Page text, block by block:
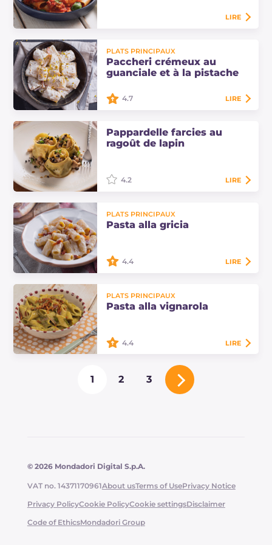
sauce tomate, du guanciale, du
pecorino et du basilic : une recette
riche, parfumée et parfaite pour le…
LIRE
PLATS PRINCIPAUX
Paccheri crémeux au
guanciale et à la pistache
Les paccheri crémeux au guanciale
et à la pistache sont un plat de
pâtes généreux et savoureux.
4.7 LIRE
Pappardelle farcies au
ragoût de lapin
haute cuisine, un chef-d'œuvre qui
vaut chaque effort. Découvrez les…
4.2 LIRE
PLATS PRINCIPAUX
Pasta alla gricia
principal typique de la cuisine du
Latium à base de joues de porc et
4.4 LIRE
PLATS PRINCIPAUX
Pasta alla vignarola
Les pâtes alla vignarola sont un plat
principal assaisonné de légumes
printaniers et de joue de porc, qui
4.4 LIRE
1 2 3
© 2026 Mondadori Digital S.p.A.
VAT no. 14371170961About usTerms of UsePrivacy Notice
Privacy PolicyCookie PolicyCookie settingsDisclaimer
Code of EthicsMondadori Group